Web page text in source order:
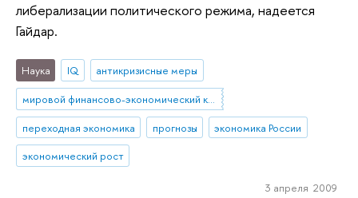
либерализации политического режима, надеется
Гайдар.
Наука IQ
антикризисные меры
мировой финансово-экономический кризис
переходная экономика
прогнозы
экономика России
экономический рост
3 апреля 2009